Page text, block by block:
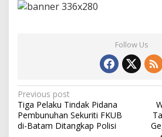
Follow Us
P
o
s
Previous post
Tiga Pelaku Tindak Pidana
Pembunuhan Sekuriti FKUB
di-Batam Ditangkap Polisi